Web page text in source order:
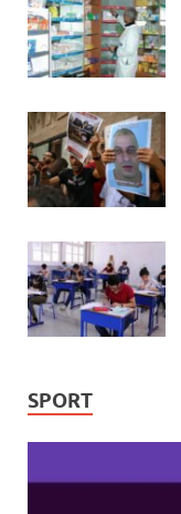
SPORT